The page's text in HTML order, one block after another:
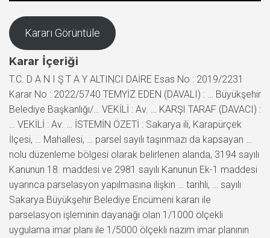
Kararı Görüntüle
Karar İçeriği
T.C. D A N I Ş T A Y ALTINCI DAİRE Esas No : 2019/2231
Karar No : 2022/5740 TEMYİZ EDEN (DAVALI) : … Büyükşehir
Belediye Başkanlığı/… VEKİLİ : Av. … KARŞI TARAF (DAVACI) :
… VEKİLİ : Av. … İSTEMİN ÖZETİ : Sakarya ili, Karapürçek
İlçesi, … Mahallesi, … parsel sayılı taşınmazı da kapsayan …
nolu düzenleme bölgesi olarak belirlenen alanda, 3194 sayılı
Kanunun 18. maddesi ve 2981 sayılı Kanunun Ek-1 maddesi
uyarınca parselasyon yapılmasına ilişkin … tarihli, … sayılı
Sakarya Büyükşehir Belediye Encümeni kararı ile
parselasyon işleminin dayanağı olan 1/1000 ölçekli
uygulama imar planı ile 1/5000 ölçekli nazım imar planının